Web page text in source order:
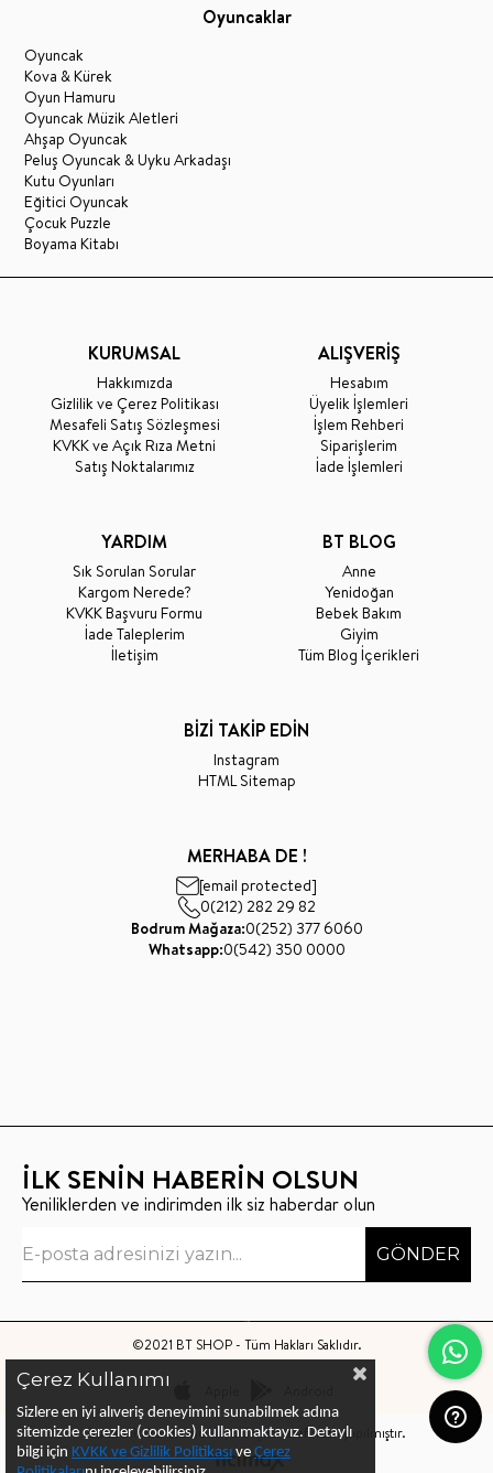
Oyuncaklar
Oyuncak
Kova & Kürek
Oyun Hamuru
Oyuncak Müzik Aletleri
Ahşap Oyuncak
Peluş Oyuncak & Uyku Arkadaşı
Kutu Oyunları
Eğitici Oyuncak
Çocuk Puzzle
Boyama Kitabı
KURUMSAL
Hakkımızda
Gizlilik ve Çerez Politikası
Mesafeli Satış Sözleşmesi
KVKK ve Açık Rıza Metni
Satış Noktalarımız
ALIŞVERİŞ
Hesabım
Üyelik İşlemleri
İşlem Rehberi
Siparişlerim
İade İşlemleri
YARDIM
Sık Sorulan Sorular
Kargom Nerede?
KVKK Başvuru Formu
İade Taleplerim
İletişim
BT BLOG
Anne
Yenidoğan
Bebek Bakım
Giyim
Tüm Blog İçerikleri
BİZİ TAKİP EDİN
Instagram
HTML Sitemap
MERHABA DE !
[email protected]
0(212) 282 29 82
Bodrum Mağaza:0(252) 377 6060
Whatsapp:0(542) 350 0000
İLK SENİN HABERİN OLSUN
Yeniliklerden ve indirimden ilk siz haberdar olun
GÖNDER
©2021 BT SHOP - Tüm Hakları Saklıdır.
Bu sitenin kurulumuKeyo Digitaltarafından yapılmıştır.
Çerez Kullanımı
Sizlere en iyi alıveriş deneyimini sunabilmek adına
sitemizde çerezler (cookies) kullanmaktayız. Detaylı
bilgi için KVKK ve Gizlilik Politikası ve Çerez